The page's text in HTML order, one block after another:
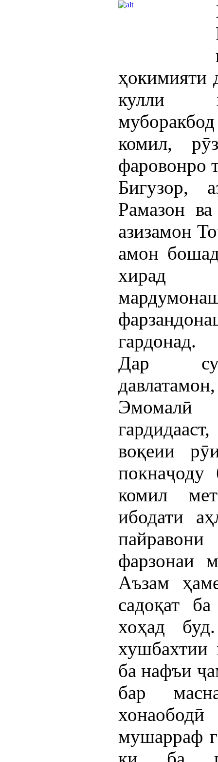
ҳокимияти
кулли
комил,
фаровонро
Бигузор,
Рамазон
азизамон
амон
хирад
гардонад.
Дар
Эмомалӣ
воқеии
комил
ибодати
фарзонаи
Аъзам
садоқат
хоҳад
хушбахтии
ба нафъи
бар
мушарраф